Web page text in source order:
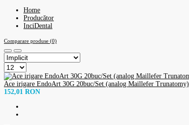
Home
Producător
InciDental
Comparare produse (0)
Ace irigare EndoArt 30G 20buc/Set (analog Maillefer Trunatomy)
152,01 RON